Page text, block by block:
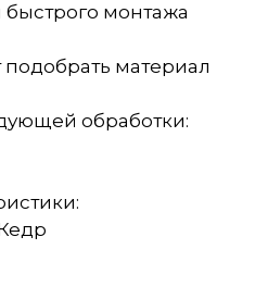
монтажа
подобрать материал
обработки: